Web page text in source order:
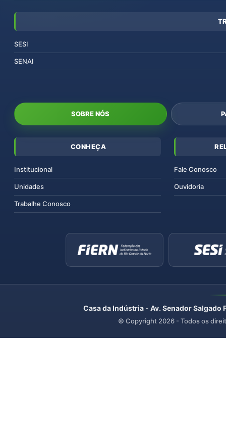
SESI
SENAI
SOBRE NÓS
CONHEÇA
Institucional
Unidades
Trabalhe Conosco
Fale Conosco
Ouvidoria
Casa da Indústria - Av. Senador
© Copyright 2026 - Todos os